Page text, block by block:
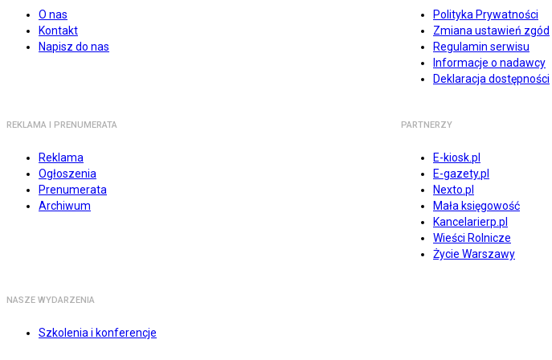
O nas
Kontakt
Napisz do nas
Polityka Prywatności
Zmiana ustawień zgód
Regulamin serwisu
Informacje o nadawcy
Deklaracja dostępności
REKLAMA I PRENUMERATA
Reklama
Ogłoszenia
Prenumerata
Archiwum
PARTNERZY
E-kiosk.pl
E-gazety.pl
Nexto.pl
Mała księgowość
Kancelarierp.pl
Wieści Rolnicze
Życie Warszawy
NASZE WYDARZENIA
Szkolenia i konferencje